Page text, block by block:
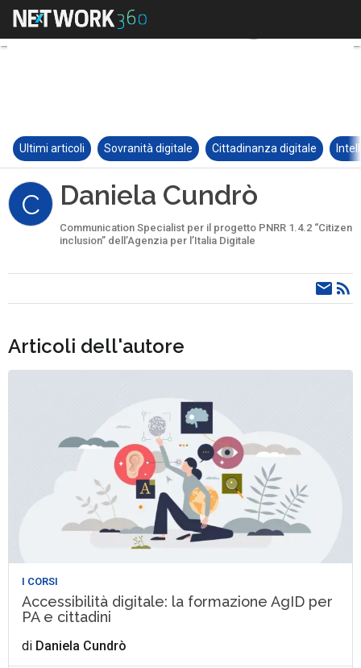
Ultimi articoli Sovranità digitale Cittadinanza digitale
C Daniela Cundrò
Communication Specialist per il progetto PNRR 1.4.2 “Citizen
inclusion” dell’Agenzia per l’Italia Digitale
Articoli dell'autore
I CORSI
Accessibilità digitale: la formazione AgID per
PA e cittadini
di Daniela Cundrò